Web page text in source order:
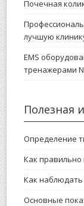
Почечная
лучшую
EMS
тренажерами
Полезная
Определение
Как правильно
Как
Основные